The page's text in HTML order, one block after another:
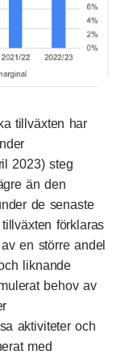
tillväxten har
2023) steg
än den
de senaste
förklaras
en större andel
liknande
behov av
aktiviteter och
med